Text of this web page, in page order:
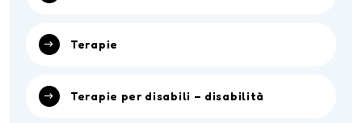
Terapie
Terapie per disabili – disabilità